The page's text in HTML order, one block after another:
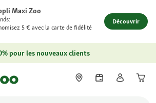
Maxi Zoo
5 € avec la carte de fidélité
Découvrir
pour les nouveaux clients